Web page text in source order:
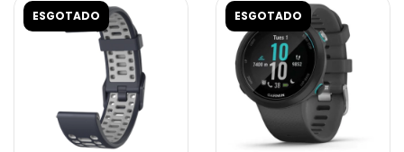
ESGOTADO ESGOTADO